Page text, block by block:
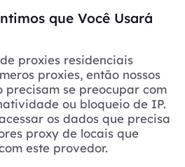
que Você Usará
proxies residenciais
proxies, então nossos
precisam se preocupar com
ou bloqueio de IP.
os dados que precisa
proxy de locais que
este provedor.